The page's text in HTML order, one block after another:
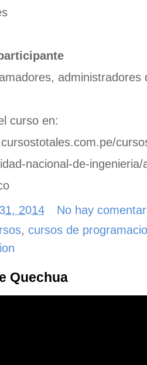
administradores
curso en:
nacional-de-
2014
No hay
, cursos de
Quechua